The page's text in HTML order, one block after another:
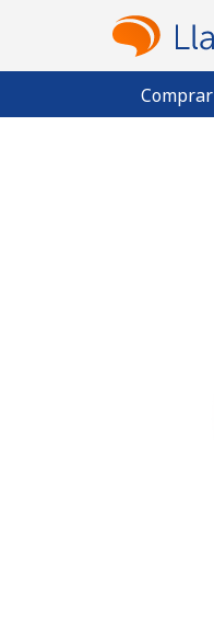
Comprar